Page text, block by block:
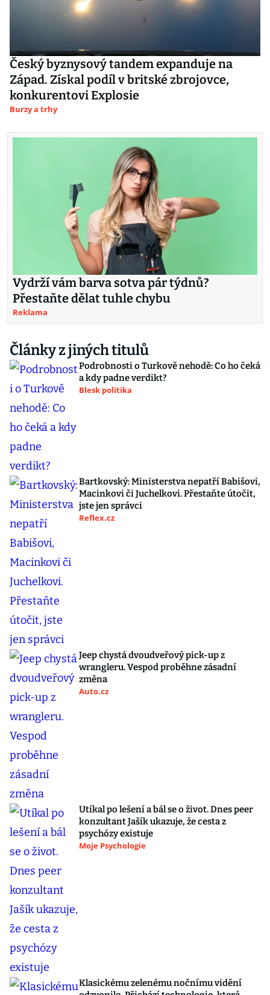
Český byznysový tandem expanduje na
Západ. Získal podíl v britské zbrojovce,
konkurentovi Explosie
Burzy a trhy
Vydrží vám barva sotva pár týdnů?
Přestaňte dělat tuhle chybu
Reklama
Články z jiných titulů
Podrobnosti o Turkově nehodě: Co ho čeká
a kdy padne verdikt?
Blesk politika
Bartkovský: Ministerstva nepatří Babišovi,
Macinkovi či Juchelkovi. Přestaňte útočit,
jste jen správci
Reflex.cz
Jeep chystá dvoudveřový pick-up z
wrangleru. Vespod proběhne zásadní
změna
Auto.cz
Utíkal po lešení a bál se o život. Dnes peer
konzultant Jašík ukazuje, že cesta z
psychózy existuje
Moje Psychologie
Klasickému zelenému nočnímu vidění